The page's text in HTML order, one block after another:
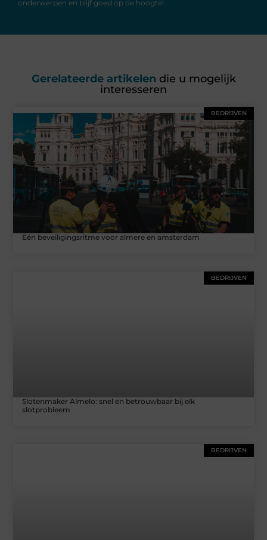
onderwerpen en blijf goed op de hoogte!
Gerelateerde artikelen die u mogelijk
interesseren
BEDRIJVEN
Eén beveiligingsritme voor almere en amsterdam
BEDRIJVEN
Slotenmaker Almelo: snel en betrouwbaar bij elk
slotprobleem
BEDRIJVEN